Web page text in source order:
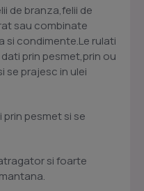
de branza,felii de
sau combinate
condimente.Le rulati
prin pesmet,prin ou
se prajesc in ulei
pesmet si se
si foarte